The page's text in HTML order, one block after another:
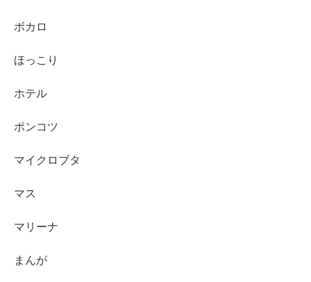
ボカロ
ほっこり
ホテル
ポンコツ
マイクロブタ
マス
マリーナ
まんが